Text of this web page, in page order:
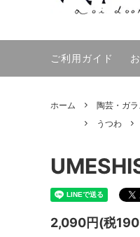
ご利用ガイド
ホーム 陶芸・ガ
うつわ
2,090円(税